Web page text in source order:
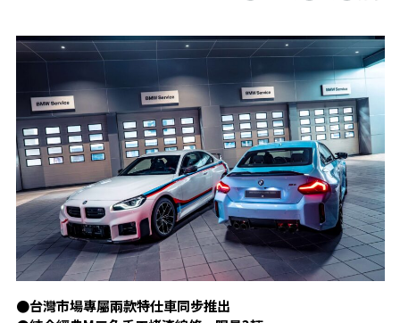
●台灣市場專屬兩款特仕車同步推出